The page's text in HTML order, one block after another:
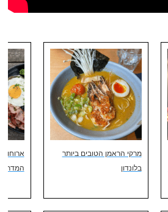
מרקי הראמן הטובים ביותר
בלונדון
ארוחות